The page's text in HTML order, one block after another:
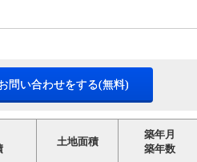
問い合わせをする(無料)
土地面積
築年月
築年数